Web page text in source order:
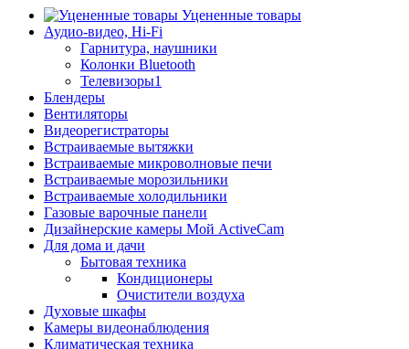
Уцененные товары
Аудио-видео, Hi-Fi
Гарнитура, наушники
Колонки Bluetooth
Телевизоры1
Блендеры
Вентиляторы
Видеорегистраторы
Встраиваемые вытяжки
Встраиваемые микроволновые печи
Встраиваемые морозильники
Встраиваемые холодильники
Газовые варочные панели
Дизайнерские камеры Мой ActiveCam
Для дома и дачи
Бытовая техника
Кондиционеры
Очистители воздуха
Духовые шкафы
Камеры видеонаблюдения
Климатическая техника